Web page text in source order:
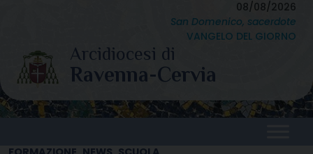
content
08/08/2026
San Domenico, sacerdote
VANGELO DEL GIORNO